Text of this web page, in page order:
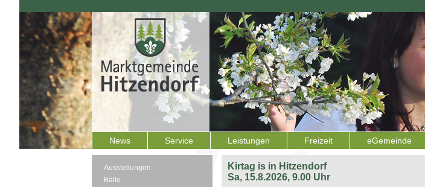
News Service Leistungen Freizeit eGemeinde
Ausstellungen
Bälle
Kirtag is in Hitzendorf
Sa, 15.8.2026, 9.00 Uhr